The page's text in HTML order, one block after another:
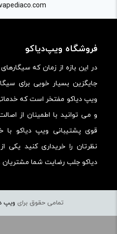
فروشگاه ویپ‌دیاکو
در این بازه از زمان که
جایگزین بسیار خوبی برای
ویپ دیاکو مفتخر است که
و می توانید با اطمینان از
قوی پشتیبانی ویپ دیاکو با
نظرتان را خریداری کنید یکی
دیاکو جلب رضایت شما مشتریان
تمامی حقوق برای ویپ